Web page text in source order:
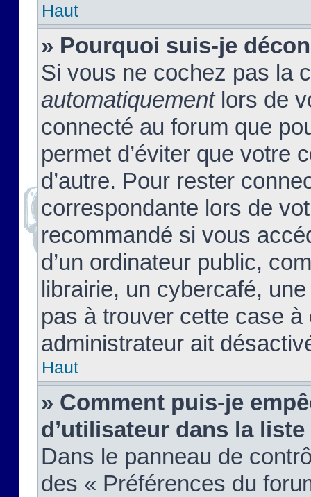
Haut
» Pourquoi suis-je
Si vous ne cochez pas la
automatiquementlors de
connecté au forum que
permet d’éviter que votre
d’autre. Pour rester
correspondante lors de
recommandé si vous
d’un ordinateur public,
librairie, un cybercafé,
pas à trouver cette case à
administrateur ait
Haut
» Comment puis-je
d’utilisateur dans la
Dans le panneau de
des « Préférences du